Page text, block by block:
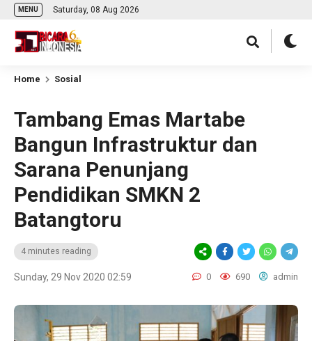
MENU Saturday, 08 Aug 2026
Home Sosial
Tambang Emas Martabe
Bangun Infrastruktur dan
Sarana Penunjang
Pendidikan SMKN 2
Batangtoru
4 minutes reading
Sunday, 29 Nov 2020 02:59 0 690 admin